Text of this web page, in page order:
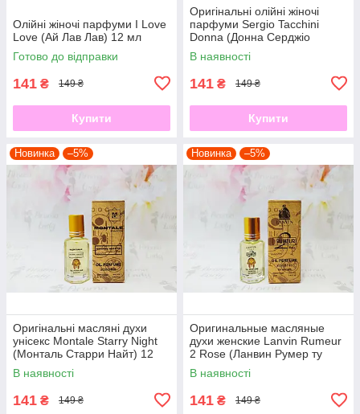
Олійні жіночі парфуми I Love
Love (Ай Лав Лав) 12 мл
Готово до відправки
141 ₴ 149 ₴
Купити
Оригінальні олійні жіночі
парфуми Sergio Tacchini
Donna (Донна Серджіо
Тачини) 12 мл
В наявності
141 ₴ 149 ₴
Купити
Новинка –5%
Оригінальні масляні духи
унісекс Montale Starry Night
(Монталь Старри Найт) 12
мл
В наявності
141 ₴ 149 ₴
Новинка –5%
Оригинальные масляные
духи женские Lanvin Rumeur
2 Rose (Ланвин Румер ту
Роуз) 12 мл
В наявності
141 ₴ 149 ₴